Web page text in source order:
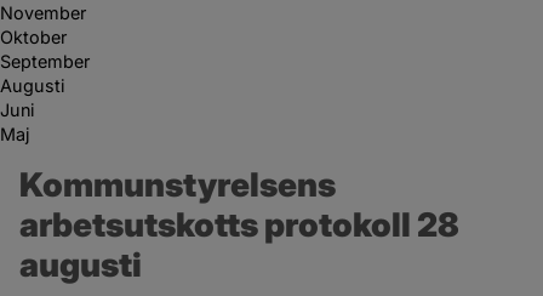
November
Oktober
September
Augusti
Juni
Maj
Kommunstyrelsens
arbetsutskotts protokoll 28
augusti